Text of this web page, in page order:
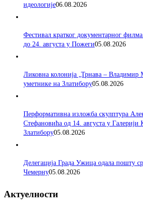
идеологије06.08.2026
Фестивал кратког документарног
до 24. августа у Пожеги05.08.2026
Ликовна колонија „Трнава –
уметнике на Златибору05.08.2026
Перформативна изложба скулптура
Стефановића од 14. августа у Галерији
Златибору05.08.2026
Делегација Града Ужица одала пошту
Чемерну05.08.2026
Актуелности